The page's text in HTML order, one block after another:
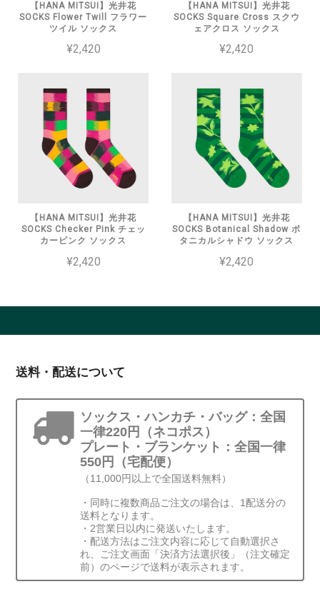
【HANA MITSUI】光井花
SOCKS Flower Twill フラワー
ツイル ソックス
¥2,420
【HANA MITSUI】光井花
SOCKS Square Cross スクウ
ェアクロス ソックス
¥2,420
【HANA MITSUI】光井花
SOCKS Checker Pink チェッ
カーピンク ソックス
¥2,420
【HANA MITSUI】光井花
SOCKS Botanical Shadow ボ
タニカルシャドウ ソックス
¥2,420
送料・配送について
ソックス・ハンカチ・バッグ：全国
一律220円（ネコポス）
プレート・ブランケット：全国一律
550円（宅配便）
（11,000円以上で全国送料無料）
・同時に複数商品ご注文の場合は、1配送分の
送料となります。
・2営業日以内に発送いたします。
・配送方法はご注文内容に応じて自動選択さ
れ、ご注文画面「決済方法選択後」（注文確定
前）のページで送料が表示されます。